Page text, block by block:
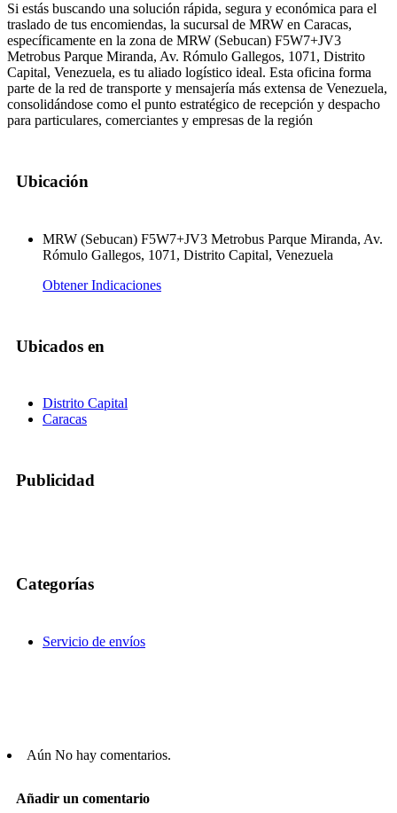
Si estás buscando una solución rápida, segura y económica para el
traslado de tus encomiendas, la sucursal de MRW en Caracas,
específicamente en la zona de MRW (Sebucan) F5W7+JV3
Metrobus Parque Miranda, Av. Rómulo Gallegos, 1071, Distrito
Capital, Venezuela, es tu aliado logístico ideal. Esta oficina forma
parte de la red de transporte y mensajería más extensa de Venezuela,
consolidándose como el punto estratégico de recepción y despacho
para particulares, comerciantes y empresas de la región
Ubicación
MRW (Sebucan) F5W7+JV3 Metrobus Parque Miranda, Av.
Rómulo Gallegos, 1071, Distrito Capital, Venezuela
Obtener Indicaciones
Ubicados en
Distrito Capital
Caracas
Publicidad
Categorías
Servicio de envíos
Aún No hay comentarios.
Añadir un comentario